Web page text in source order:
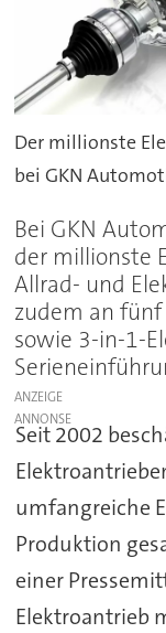
Der millionste
bei GKN
Bei GKN
der millionste
Allrad- und
zudem an
sowie 3-in-1-
ANZEIGE
Seit 2002
umfangreiche
Produktion
einer
Elektroantrieb